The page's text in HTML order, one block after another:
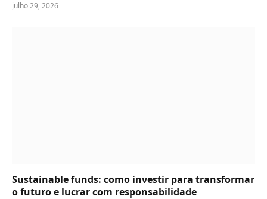
julho 29, 2026
Sustainable funds: como investir para transformar
o futuro e lucrar com responsabilidade